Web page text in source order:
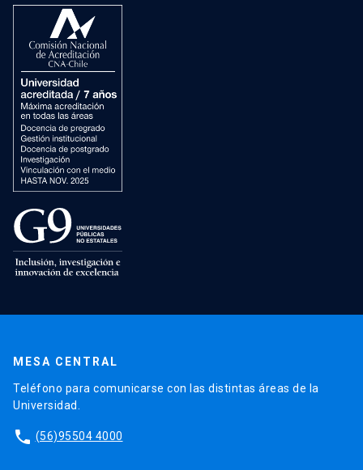
MESA CENTRAL
Teléfono para comunicarse con las distintas áreas de la
Universidad.
phone (56)95504 4000